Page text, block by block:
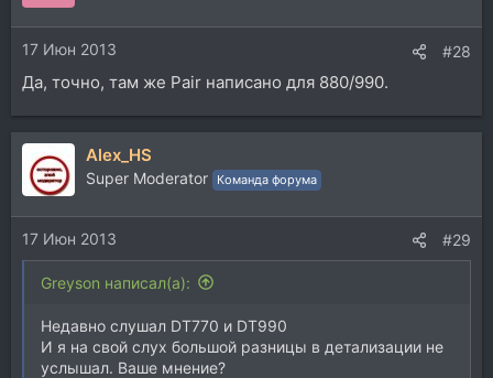
17 Июн 2013 #28
Да, точно, там же Pair написано для 880/990.
Alex_HS
Super Moderator Команда форума
17 Июн 2013 #29
Greyson написал(а):
Недавно слушал DT770 и DT990
И я на свой слух большой разницы в детализации не
услышал. Ваше мнение?